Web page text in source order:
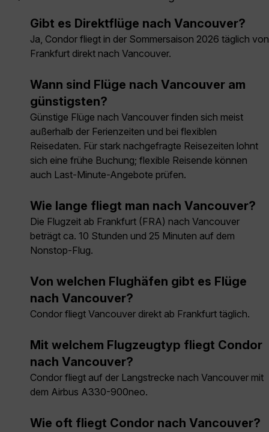
Gibt es Direktflüge nach Vancouver?
Ja, Condor fliegt in der Sommersaison 2026 täglich von
Frankfurt direkt nach Vancouver.
Wann sind Flüge nach Vancouver am
günstigsten?
Günstige Flüge nach Vancouver finden sich meist
außerhalb der Ferienzeiten und bei flexiblen
Reisedaten. Für stark nachgefragte Reisezeiten lohnt
sich eine frühe Buchung; flexible Reisende können
auch Last-Minute-Angebote prüfen.
Wie lange fliegt man nach Vancouver?
Die Flugzeit ab Frankfurt (FRA) nach Vancouver
beträgt ca. 10 Stunden und 25 Minuten auf dem
Nonstop-Flug.
Von welchen Flughäfen gibt es Flüge
nach Vancouver?
Condor fliegt Vancouver direkt ab Frankfurt täglich.
Mit welchem Flugzeugtyp fliegt Condor
nach Vancouver?
Condor fliegt auf der Langstrecke nach Vancouver mit
dem Airbus A330-900neo.
Wie oft fliegt Condor nach Vancouver?